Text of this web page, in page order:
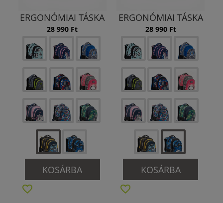
ERGONÓMIAI TÁSKA
28 990 Ft
KOSÁRBA
ERGONÓMIAI TÁSKA
28 990 Ft
KOSÁRBA